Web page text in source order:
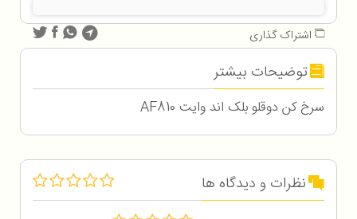
اشتراک گذاری
توضیحات بیشتر
سرخ کن دوقلو بلک اند وایت AF810
نظرات و دیدگاه ها